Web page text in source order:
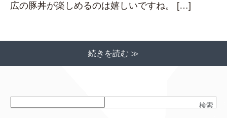
広の豚丼が楽しめるのは嬉しいですね。 […]
続きを読む ≫
検索